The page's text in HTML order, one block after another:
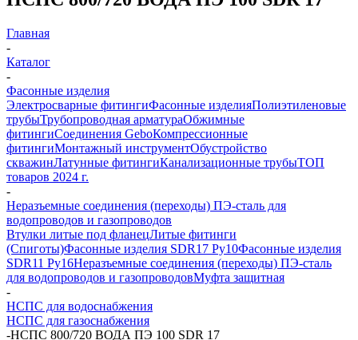
Главная
-
Каталог
-
Фасонные изделия
Электросварные фитингиФасонные изделияПолиэтиленовые
трубыТрубопроводная арматураОбжимные
фитингиСоединения GeboКомпрессионные
фитингиМонтажный инструментОбустройство
скважинЛатунные фитингиКанализационные трубыТОП
товаров 2024 г.
-
Неразъемные соединения (переходы) ПЭ-сталь для
водопроводов и газопроводов
Втулки литые под фланецЛитые фитинги
(Спиготы)Фасонные изделия SDR17 Ру10Фасонные изделия
SDR11 Ру16Неразъемные соединения (переходы) ПЭ-сталь
для водопроводов и газопроводовМуфта защитная
-
НСПС для водоснабжения
НСПС для газоснабжения
-НСПС 800/720 ВОДА ПЭ 100 SDR 17